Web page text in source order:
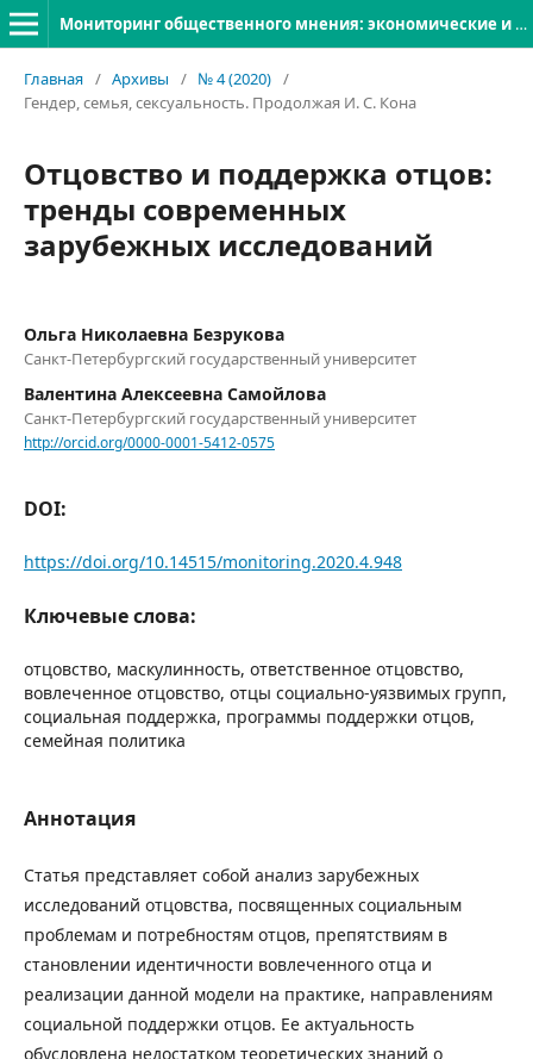
Мониторинг общественного мнения: экономические и социальные перемены
Главная / Архивы / № 4 (2020) /
Гендер, семья, сексуальность. Продолжая И. С. Кона
Отцовство и поддержка отцов:
тренды современных
зарубежных исследований
Ольга Николаевна Безрукова
Санкт-Петербургский государственный университет
Валентина Алексеевна Самойлова
Санкт-Петербургский государственный университет
http://orcid.org/0000-0001-5412-0575
DOI:
https://doi.org/10.14515/monitoring.2020.4.948
Ключевые слова:
отцовство, маскулинность, ответственное отцовство,
вовлеченное отцовство, отцы социально-уязвимых групп,
социальная поддержка, программы поддержки отцов,
семейная политика
Аннотация
Статья представляет собой анализ зарубежных
исследований отцовства, посвященных социальным
проблемам и потребностям отцов, препятствиям в
становлении идентичности вовлеченного отца и
реализации данной модели на практике, направлениям
социальной поддержки отцов. Ее актуальность
обусловлена недостатком теоретических знаний о